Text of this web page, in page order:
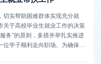
切实帮助困难群体实现充分就
关于高校毕业生就业工作的决策
务”的原则，多措并举扎实推进
位学子顺利走向职场。为确保帮